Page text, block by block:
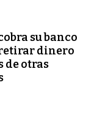
su banco
dinero
de otras